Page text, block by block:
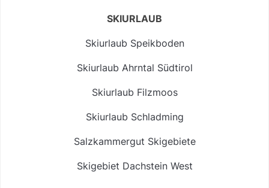
SKIURLAUB
Skiurlaub Speikboden
Skiurlaub Ahrntal Südtirol
Skiurlaub Filzmoos
Skiurlaub Schladming
Salzkammergut Skigebiete
Skigebiet Dachstein West